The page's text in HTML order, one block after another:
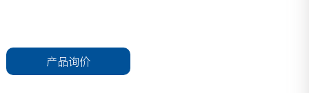
产品询价